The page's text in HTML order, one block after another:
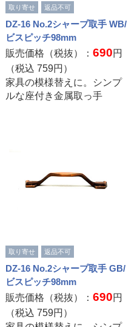
取り寄せ 返品不可
DZ-16 No.2シャープ取手 WB/
ビスピッチ98mm
販売価格（税抜）： 690円
（税込 759円）
家具の模様替えに。シンプ
ルな座付き金属取っ手
取り寄せ 返品不可
DZ-16 No.2シャープ取手 GB/
ビスピッチ98mm
販売価格（税抜）： 690円
（税込 759円）